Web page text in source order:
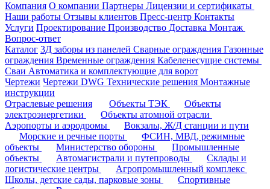
Компания О компании Партнеры Лицензии и сертификаты
Наши работы Отзывы клиентов Пресс-центр Контакты
Услуги Проектирование Производство Доставка Монтаж
Вопрос-ответ
Каталог 3Д заборы из панелей Сварные ограждения Газонные
ограждения Временные ограждения Кабеленесущие системы
Cваи Автоматика и комплектующие для ворот
Чертежи Чертежи DWG Технические решения Монтажные
инструкции
Отраслевые решения
Объекты ТЭК
Объекты
электроэнергетики
Объекты атомной отрасли
Аэропорты и аэродромы
Вокзалы, Ж/Д станции и пути
Морские и речные порты
ФСИН, МВД, режимные
объекты
Министерство обороны
Промышленные
объекты
Автомагистрали и путепроводы
Склады и
логистические центры
Агропромышленный комплекс
Школы, детские сады, парковые зоны
Спортивные